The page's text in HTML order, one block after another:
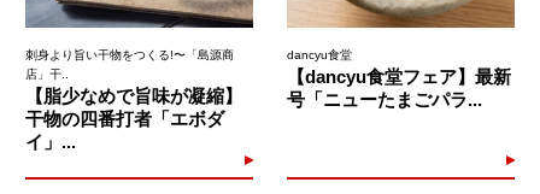
刺身より旨い干物をつくる!〜「島源商
店」干..
【脂少なめで旨味が凝縮】
干物の四番打者「エボダ
イ」...
dancyu食堂
【dancyu食堂フェア】最新
号「ニューたまごパラ...